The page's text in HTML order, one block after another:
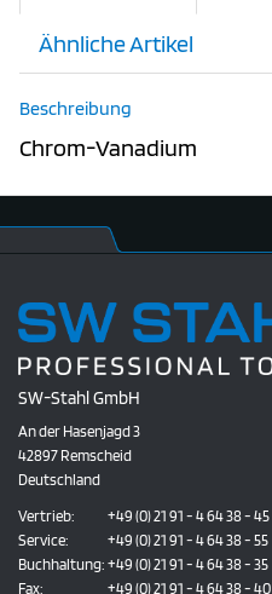
Ähnliche Artikel
Beschreibung
Chrom-Vanadium
SW-Stahl GmbH
An der Hasenjagd 3
42897 Remscheid
Deutschland
Vertrieb:
+49 (0) 21 91 - 4 64 38 - 45
Service:
+49 (0) 21 91 - 4 64 38 - 55
Buchhaltung: +49 (0) 21 91 - 4 64 38 - 35
Fax:
+49 (0) 21 91 - 4 64 38 - 40